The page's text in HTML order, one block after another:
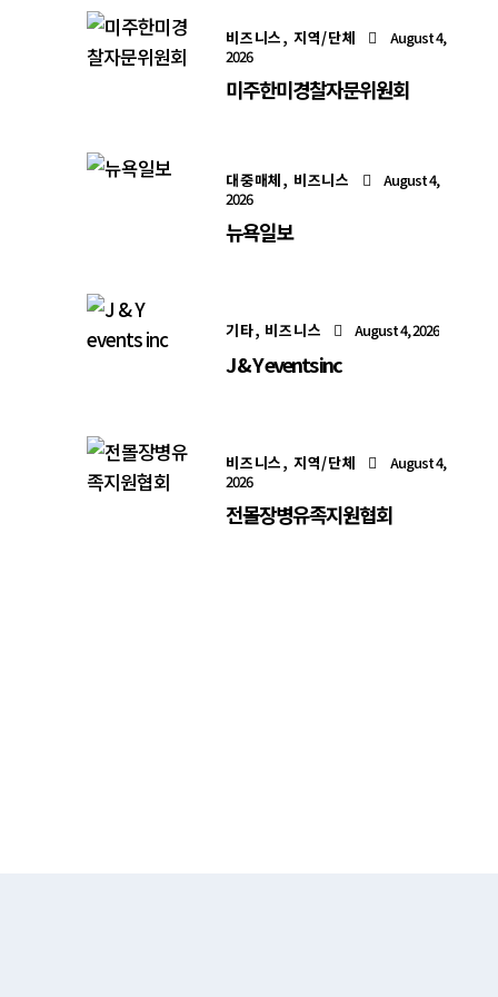
비즈니스, 지역/단체
August 4,
2026
미주한미경찰자문위원회
대중매체, 비즈니스
August 4,
2026
뉴욕일보
기타, 비즈니스 August 4, 2026
J & Y events inc
비즈니스, 지역/단체
August 4,
2026
전몰장병유족지원협회